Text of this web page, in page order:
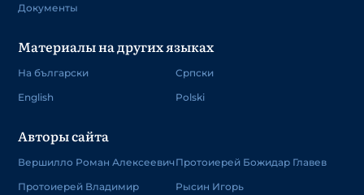
Документы
Материалы на других языках
На български
English
Српски
Polski
Авторы сайта
Вершилло Роман Алексеевич
Протоиерей Владимир
Протоиерей Божидар Главев
Рысин Игорь